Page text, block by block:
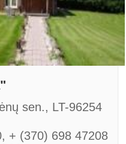
sen., LT-96254
+ (370) 698 47208